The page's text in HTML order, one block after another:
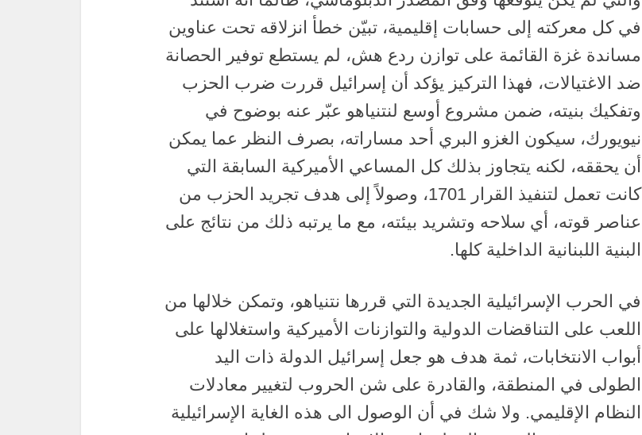
في كل معركته إلى حسابات إقليمية، تبيّن خطأ انزلاقه تحت عناوين
مساندة غزة القائمة على توازن ردع هش، لم يستطع توفير الحصانة
ضد الاغتيالات، فهذا التركيز يؤكد أن إسرائيل قررت ضرب الحزب
وتفكيك بنيته، ضمن مشروع أوسع لنتنياهو عبّر عنه بوضوح في
نيويورك، سيكون الغزو البري أحد مساراته، بصرف النظر عما يمكن
أن يحققه، لكنه يتجاوز بذلك كل المساعي الأميركية السابقة التي
كانت تعمل لتنفيذ القرار 1701، وصولاً إلى هدف تجريد الحزب من
عناصر قوته، أي سلاحه وتشريد بيئته، مع ما يرتبه ذلك من نتائج على
البنية اللبنانية الداخلية كلها.
في الحرب الإسرائيلية الجديدة التي قررها نتنياهو، وتمكن خلالها من
اللعب على التناقضات الدولية والتوازنات الأميركية واستغلالها على
أبواب الانتخابات، ثمة هدف هو جعل إسرائيل الدولة ذات اليد
الطولى في المنطقة، والقادرة على شن الحروب لتغيير معادلات
النظام الإقليمي. ولا شك في أن الوصول الى هذه الغاية الإسرائيلية